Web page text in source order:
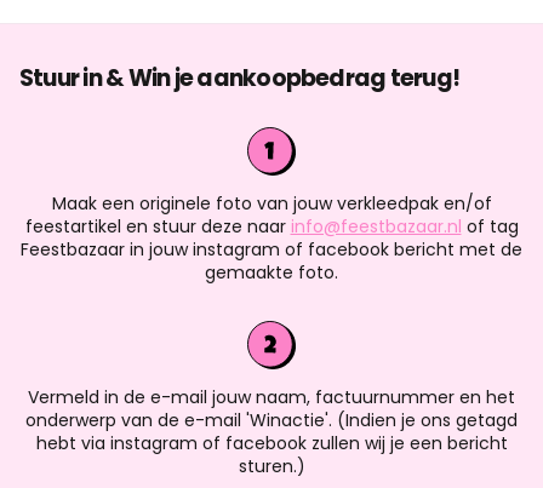
Stuur in & Win je aankoopbedrag terug!
Maak een originele foto van jouw verkleedpak en/of
feestartikel en stuur deze naar info@feestbazaar.nl of tag
Feestbazaar in jouw instagram of facebook bericht met de
gemaakte foto.
Vermeld in de e-mail jouw naam, factuurnummer en het
onderwerp van de e-mail 'Winactie'. (Indien je ons getagd
hebt via instagram of facebook zullen wij je een bericht
sturen.)